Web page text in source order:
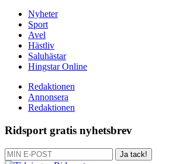
Nyheter
Sport
Avel
Hästliv
Saluhästar
Hingstar Online
Redaktionen
Annonsera
Redaktionen
Ridsport gratis nyhetsbrev
Ja tack!